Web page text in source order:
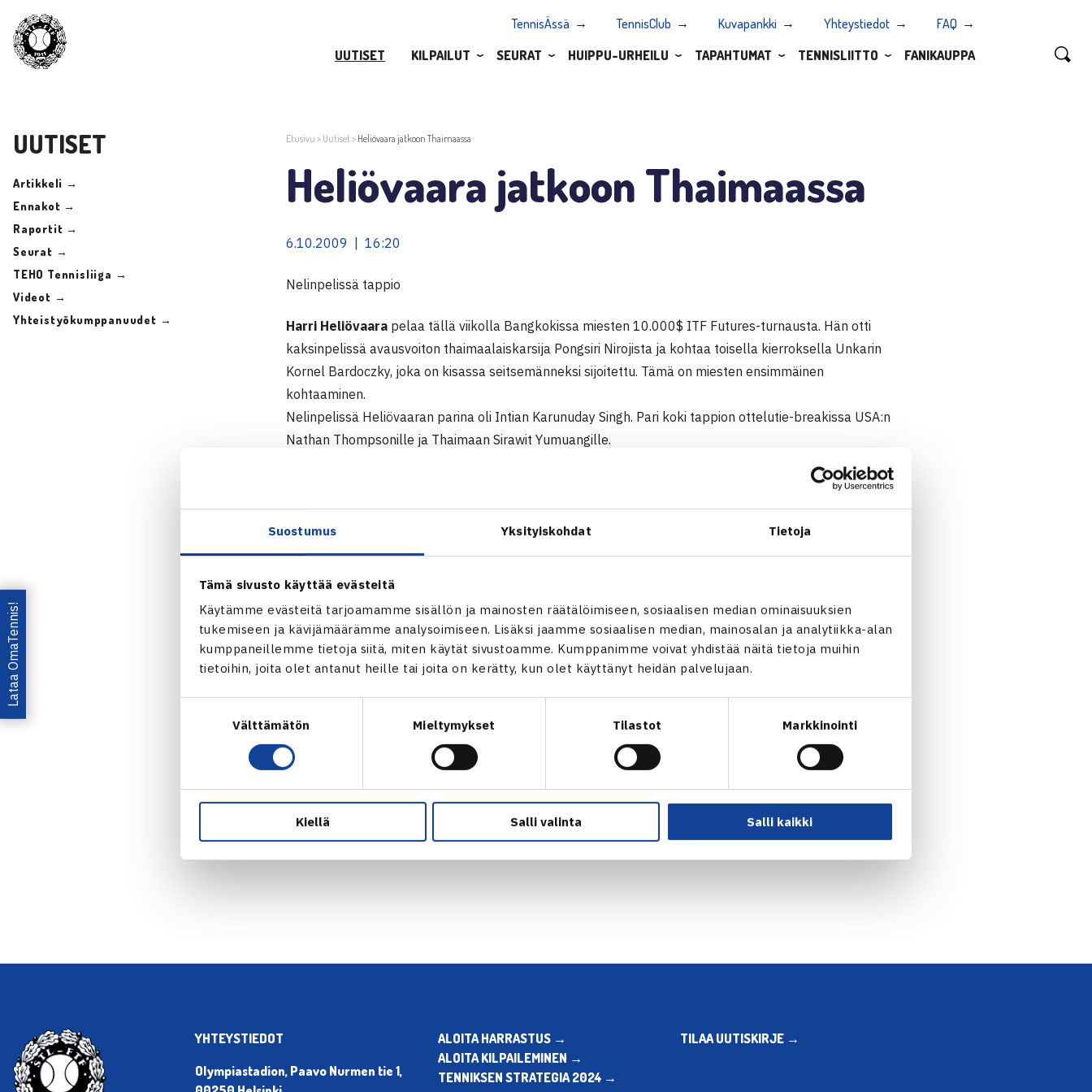
Suostumus Yksityiskohdat Tietoja
Tämä sivusto käyttää evästeitä
Käytämme evästeitä tarjoamamme sisällön ja mainosten räätälöimiseen, sosiaalisen median ominaisuuksien
tukemiseen ja kävijämäärämme analysoimiseen. Lisäksi jaamme sosiaalisen median, mainosalan ja analytiikka-alan
kumppaneillemme tietoja siitä, miten käytät sivustoamme. Kumppanimme voivat yhdistää näitä tietoja muihin
tietoihin, joita olet antanut heille tai joita on kerätty, kun olet käyttänyt heidän palvelujaan.
Välttämätön Mieltymykset Tilastot Markkinointi
Kiellä Salli valinta Salli kaikki
TennisÄssä TennisClub Kuvapankki Yhteystiedot
FAQ
UUTISET
KILPAILUT SEURAT HUIPPU-URHEILU TAPAHTUMAT TENNISLIITTO FANIKAUPPA
UUTISET
Artikkeli →
Ennakot →
Raportit →
Seurat →
TEHO Tennisliiga →
Videot →
Yhteistyökumppanuudet →
Etusivu > Uutiset> Heliövaara jatkoon Thaimaassa
Heliövaara jatkoon Thaimaassa
6.10.2009 | 16:20
Nelinpelissä tappio
Harri Heliövaara pelaa tällä viikolla Bangkokissa miesten 10.000$ ITF Futures-turnausta. Hän otti
kaksinpelissä avausvoiton thaimaalaiskarsija Pongsiri Nirojista ja kohtaa toisella kierroksella Unkarin
Kornel Bardoczky, joka on kisassa seitsemänneksi sijoitettu. Tämä on miesten ensimmäinen
kohtaaminen.
Nelinpelissä Heliövaaran parina oli Intian Karunuday Singh. Pari koki tappion ottelutie-breakissa USA:n
Nathan Thompsonille ja Thaimaan Sirawit Yumuangille.
5.-11.10. Bangkok, Thaimaa
Kaksinpeli
1.kierrosta: Harri Heliövaara – Pongsiri Niroj Thaimaa (karsija) 62 76(4)
1.kierrosta: Nathan Thompson USA/Sirawit Yumuang Thaimaa – Heliövaara/Karunuday Singh Intia 16
61 [10-7]
Miesten ITF Futures-turnaus Bangkokissa
Jaa:
Lataa OmaTennis!
YHTEYSTIEDOT
Olympiastadion, Paavo Nurmen tie 1,
ALOITA HARRASTUS →
ALOITA KILPAILEMINEN →
TENNIKSEN STRATEGIA 2024 →
TILAA UUTISKIRJE →